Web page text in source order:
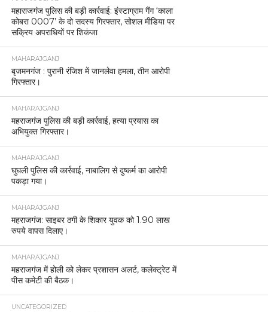
महाराजगंज पुलिस की बड़ी कार्रवाई: इंस्टाग्राम गैंग ‘काला
कोबरा 0007’ के दो सदस्य गिरफ्तार, सोशल मीडिया पर
सक्रिय अपराधियों पर शिकंजा
MAHARAJGANJ
बृजमनगंज : पुरानी रंजिश में जानलेवा हमला, तीन आरोपी
गिरफ्तार।
MAHARAJGANJ
महराजगंज पुलिस की बड़ी कार्रवाई, हत्या प्रयास का
अभियुक्त गिरफ्तार।
MAHARAJGANJ
घुघली पुलिस की कार्रवाई, नाबालिग से दुष्कर्म का आरोपी
पकड़ा गया।
MAHARAJGANJ
महराजगंज: साइबर ठगी के शिकार युवक को 1.90 लाख
रुपये वापस दिलाए।
MAHARAJGANJ
महराजगंज में होली को लेकर प्रशासन अलर्ट, कलेक्ट्रेट में
पीस कमेटी की बैठक।
UNCATEGORIZED